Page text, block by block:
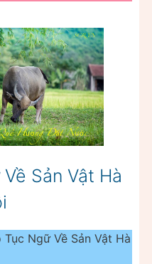
Sản Vật Hà
Ngữ Về Sản Vật Hà